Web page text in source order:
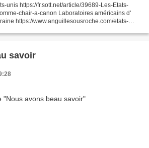
unis https://fr.sott.net/article/39689-Les-Etats-
chair-a-canon Laboratoires américains d'
https://www.anguillesousroche.com/etats-
darmes-biologiques-de-lukraine-blackout-
Nous avons beau savoir